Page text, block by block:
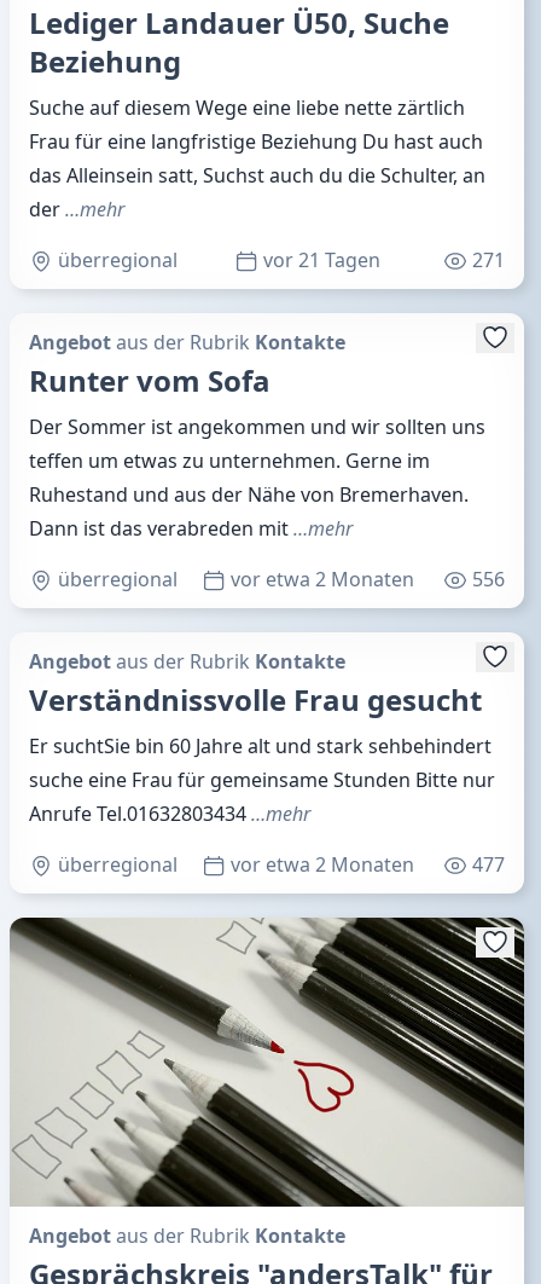
Lediger Landauer Ü50, Suche
Beziehung
Suche auf diesem Wege eine liebe nette zärtlich
Frau für eine langfristige Beziehung Du hast auch
das Alleinsein satt, Suchst auch du die Schulter, an
der…mehr
überregional
vor 21 Tagen 271
Angebotaus der Rubrik Kontakte
Runter vom Sofa
Der Sommer ist angekommen und wir sollten uns
teffen um etwas zu unternehmen. Gerne im
Ruhestand und aus der Nähe von Bremerhaven.
Dann ist das verabreden mit…mehr
überregional
vor etwa 2 Monaten 556
Angebotaus der Rubrik Kontakte
Verständnissvolle Frau gesucht
Er suchtSie bin 60 Jahre alt und stark sehbehindert
suche eine Frau für gemeinsame Stunden Bitte nur
Anrufe Tel.01632803434…mehr
überregional
vor etwa 2 Monaten 477
Angebotaus der Rubrik Kontakte
Gesprächskreis "andersTalk" für